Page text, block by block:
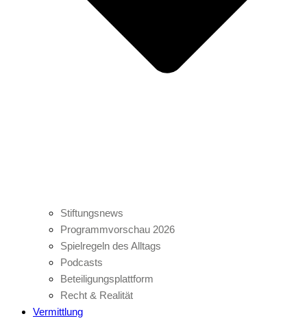
Stiftungsnews
Programmvorschau 2026
Spielregeln des Alltags
Podcasts
Beteiligungsplattform
Recht & Realität
Vermittlung